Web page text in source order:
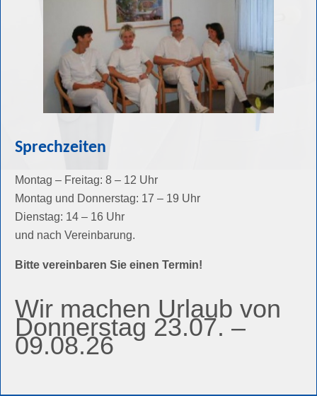
Sprechzeiten
Montag – Freitag: 8 – 12 Uhr
Montag und Donnerstag: 17 – 19 Uhr
Dienstag: 14 – 16 Uhr
und nach Vereinbarung.
Bitte vereinbaren Sie einen Termin!
Wir machen Urlaub von
Donnerstag 23.07. –
09.08.26